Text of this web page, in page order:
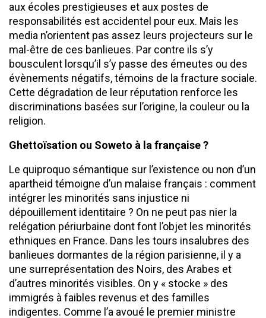
aux écoles prestigieuses et aux postes de
responsabilités est accidentel pour eux. Mais les
media n’orientent pas assez leurs projecteurs sur le
mal-être de ces banlieues. Par contre ils s’y
bousculent lorsqu’il s’y passe des émeutes ou des
évènements négatifs, témoins de la fracture sociale.
Cette dégradation de leur réputation renforce les
discriminations basées sur l’origine, la couleur ou la
religion.
Ghettoïsation ou Soweto à la française ?
Le quiproquo sémantique sur l’existence ou non d’un
apartheid témoigne d’un malaise français : comment
intégrer les minorités sans injustice ni
dépouillement identitaire ? On ne peut pas nier la
relégation périurbaine dont font l’objet les minorités
ethniques en France. Dans les tours insalubres des
banlieues dormantes de la région parisienne, il y a
une surreprésentation des Noirs, des Arabes et
d’autres minorités visibles. On y « stocke » des
immigrés à faibles revenus et des familles
indigentes. Comme l’a avoué le premier ministre